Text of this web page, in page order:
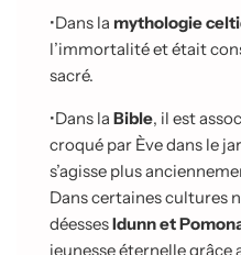
•Dans la mythologie
l’immortalité et était
sacré.
•Dans la Bible, il est
croqué par Ève dans le
s’agisse plus
Dans certaines cultures
déessesIdunn et
jeunesse éternelle grâce